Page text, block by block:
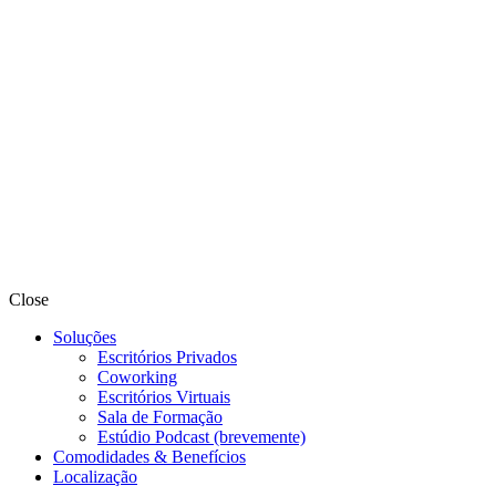
Close
Soluções
Escritórios Privados
Coworking
Escritórios Virtuais
Sala de Formação
Estúdio Podcast (brevemente)
Comodidades & Benefícios
Localização